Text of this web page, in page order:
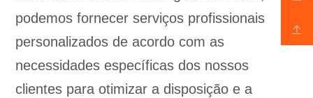
podemos fornecer serviços profissionais
personalizados de acordo com as
necessidades específicas dos nossos
clientes para otimizar a disposição e a